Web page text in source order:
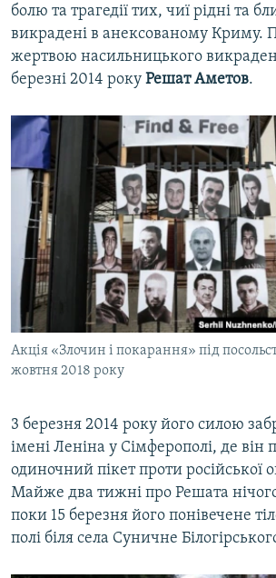
болю та трагедії тих, чиї рідні та
викрадені в анексованому Криму.
жертвою насильницького
березні 2014 року Решат Аметов.
Акція «Злочин і покарання» під
жовтня 2018 року
3 березня 2014 року його силою
імені Леніна у Сімферополі, де він
одиночний пікет проти російської
Майже два тижні про Решата
поки 15 березня його понівечене
полі біля села Суничне